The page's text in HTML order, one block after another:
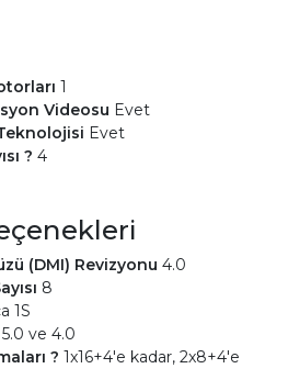
1
Videosu Evet
Evet
? 4
(DMI) Revizyonu 4.0
8
1S
5.0 ve 4.0
? 1x16+4'e kadar, 2x8+4'e